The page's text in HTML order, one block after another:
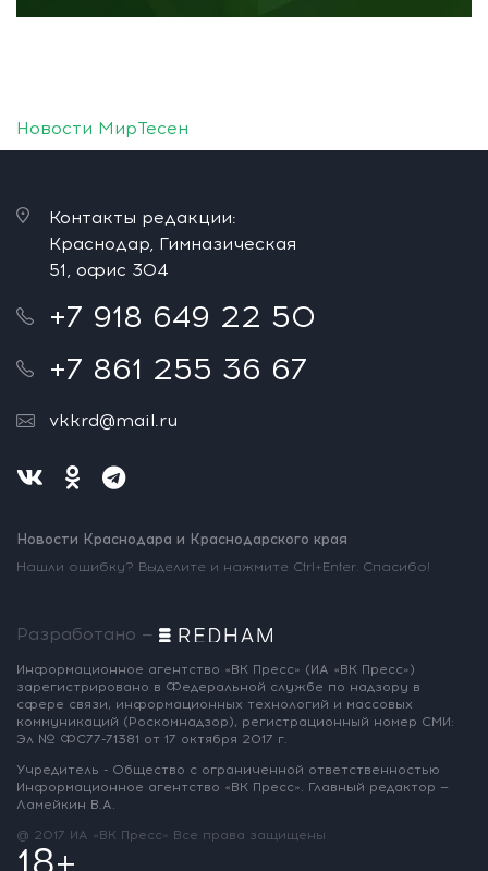
Новости МирТесен
Контакты редакции:
Краснодар, Гимназическая
51, офис 304
+7 918 649 22 50
+7 861 255 36 67
vkkrd@mail.ru
Новости Краснодара и Краснодарского края
Нашли ошибку? Выделите и нажмите Ctrl+Enter. Спасибо!
Разработано —
Информационное агентство «ВК Пресс» (ИА «ВК Пресс»)
зарегистрировано в Федеральной службе по надзору в
сфере связи, информационных технологий и массовых
коммуникаций (Роскомнадзор), регистрационный номер СМИ:
Эл № ФС77-71381 от 17 октября 2017 г.
Учредитель - Общество с ограниченной ответственностью
Информационное агентство «ВК Пресс». Главный редактор —
Ламейкин В.А.
@ 2017 ИА «ВК Пресс» Все права защищены
18+